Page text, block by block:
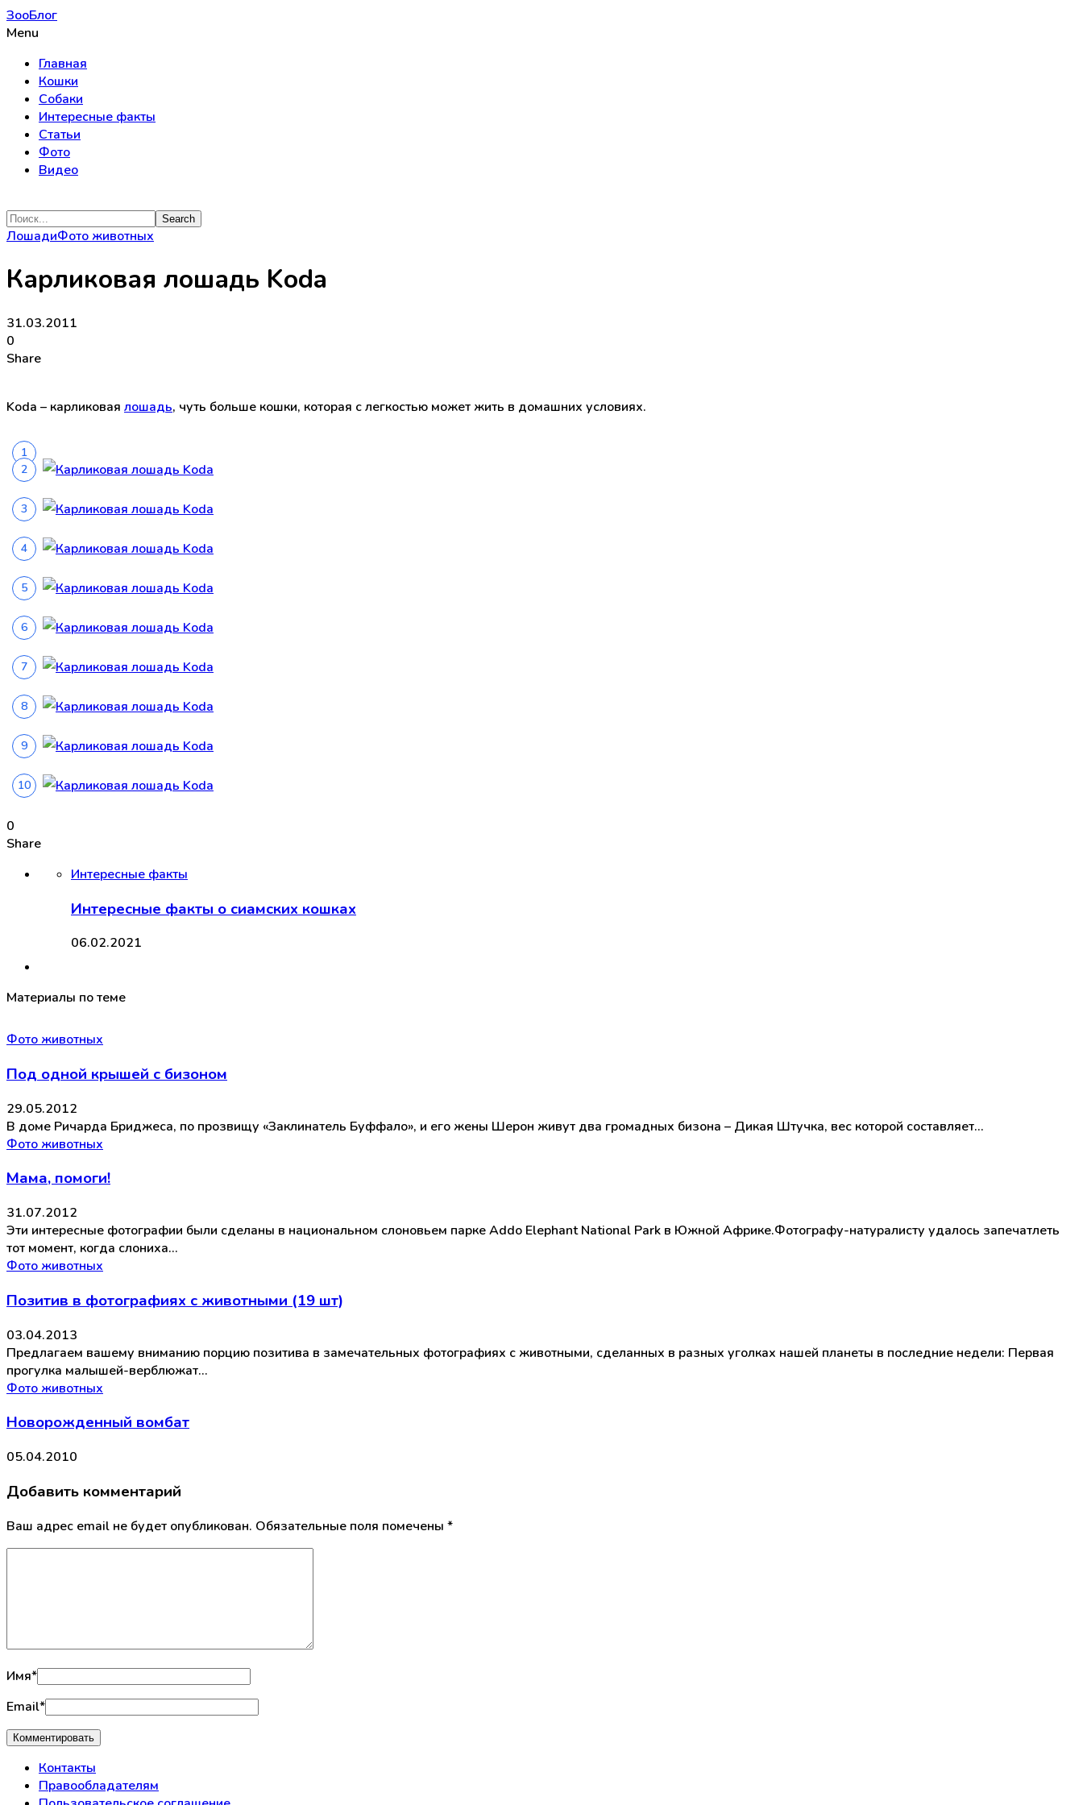
ЗооБлог
Menu
Главная
Кошки
Собаки
Интересные факты
Статьи
Фото
Видео
ЛошадиФото животных
Карликовая лошадь Koda
31.03.2011
0
Share
Koda – карликовая лошадь, чуть больше кошки, которая с легкостью может жить в домашних условиях.
0
Share
Интересные факты
Интересные факты о сиамских кошках
06.02.2021
Материалы по теме
Фото животных
Под одной крышей с бизоном
29.05.2012
В доме Ричарда Бриджеса, по прозвищу «Заклинатель Буффало», и его жены Шерон живут два громадных бизона – Дикая Штучка, вес которой составляет…
Фото животных
Мама, помоги!
31.07.2012
Эти интересные фотографии были сделаны в национальном слоновьем парке Addo Elephant National Park в Южной Африке.Фотографу-натуралисту удалось запечатлеть
тот момент, когда слониха…
Фото животных
Позитив в фотографиях с животными (19 шт)
03.04.2013
Предлагаем вашему вниманию порцию позитива в замечательных фотографиях с животными, сделанных в разных уголках нашей планеты в последние недели: Первая
прогулка малышей-верблюжат…
Фото животных
Новорожденный вомбат
05.04.2010
Добавить комментарий
Ваш адрес email не будет опубликован. Обязательные поля помечены *
Имя*
Email*
Контакты
Правообладателям